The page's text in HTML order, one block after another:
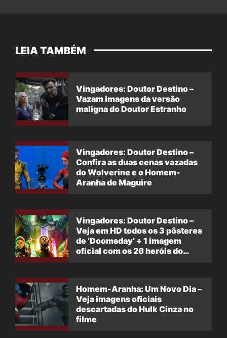
LEIA TAMBÉM
Vingadores: Doutor Destino –
Vazam imagens da versão
maligna do Doutor Estranho
Vingadores: Doutor Destino –
Confira as duas cenas vazadas
do Wolverine e o Homem-
Aranha de Maguire
Vingadores: Doutor Destino –
Veja em HD todos os 3 pôsteres
de ‘Doomsday’ + 1 imagem
oficial com os 26 heróis do
Homem-Aranha: Um Novo Dia –
Veja imagens oficiais
descartadas do Hulk Cinza no
filme